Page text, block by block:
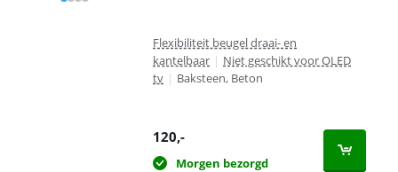
Flexibiliteit beugel draai- en
kantelbaar | Niet geschikt voor OLED
tv | Baksteen, Beton
120,-
Morgen bezorgd